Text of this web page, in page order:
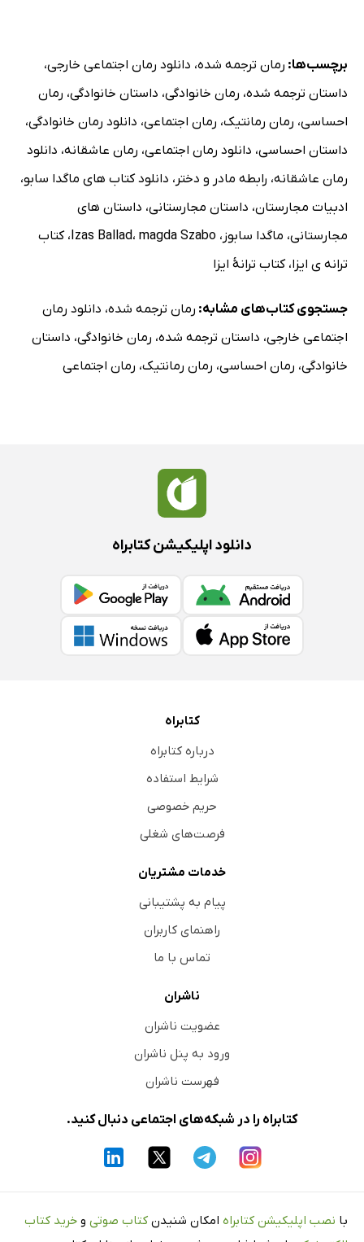
برچسب‌ها: رمان ترجمه شده، دانلود رمان اجتماعی خارجی،
داستان ترجمه شده، رمان خانوادگی، داستان خانوادگی، رمان
احساسی، رمان رمانتیک، رمان اجتماعی، دانلود رمان خانوادگی،
داستان احساسی، دانلود رمان اجتماعی، رمان عاشقانه، دانلود
رمان عاشقانه، رابطه مادر و دختر ، دانلود کتاب های ماگدا سابو،
ادبیات مجارستان، داستان مجارستانی، داستان های
مجارستانی، ماگدا سابوز ، Izas Ballad، magda Szabo ،کتاب
ترانه ی ایزا،کتاب ترانۀ ایزا
جستجوی کتاب‌های مشابه: رمان ترجمه شده، دانلود رمان
اجتماعی خارجی، داستان ترجمه شده، رمان خانوادگی، داستان
خانوادگی، رمان احساسی، رمان رمانتیک، رمان اجتماعی
دانلود اپلیکیشن کتابراه
کتابراه
درباره کتابراه
شرایط استفاده
حریم خصوصی
فرصت‌های شغلی
خدمات مشتریان
پیام به پشتیبانی
راهنمای کاربران
تماس با ما
ناشران
عضویت ناشران
ورود به پنل ناشران
فهرست ناشران
کتابراه را در شبکه‌های اجتماعی دنبال کنید.
با نصب اپلیکیشن کتابراه امکان شنیدن کتاب صوتی و خرید کتاب